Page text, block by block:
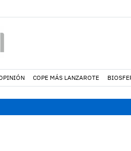
COPE MÁS LANZAROTE